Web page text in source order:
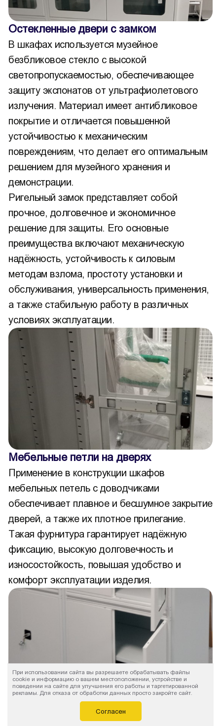
Остекленные двери с замком
В шкафах используется музейное
безбликовое стекло с высокой
светопропускаемостью, обеспечивающее
защиту экспонатов от ультрафиолетового
излучения. Материал имеет антибликовое
покрытие и отличается повышенной
устойчивостью к механическим
повреждениям, что делает его оптимальным
решением для музейного хранения и
демонстрации.
Ригельный замок представляет собой
прочное, долговечное и экономичное
решение для защиты. Его основные
преимущества включают механическую
надёжность, устойчивость к силовым
методам взлома, простоту установки и
обслуживания, универсальность применения,
а также стабильную работу в различных
условиях эксплуатации.
Мебельные петли на дверях
Применение в конструкции шкафов
мебельных петель с доводчиками
обеспечивает плавное и бесшумное закрытие
дверей, а также их плотное прилегание.
Такая фурнитура гарантирует надёжную
фиксацию, высокую долговечность и
износостойкость, повышая удобство и
комфорт эксплуатации изделия.
Глухие распашные двери с замком
При использовании сайта вы разрешаете обрабатывать файлы
cookie и информацию о вашем местоположении, устройстве и
поведении на сайте для улучшения его работы и таргетированной
рекламы. Для отказа от обработки данных просто закройте сайт.
Согласен